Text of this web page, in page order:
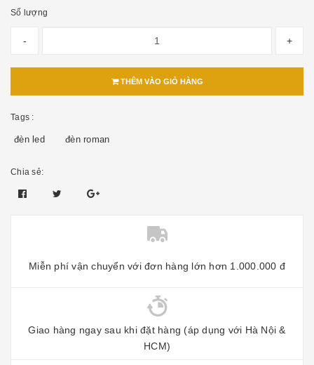
Số lượng
- +
THÊM VÀO GIỎ HÀNG
Tags :
đèn led đèn roman
Chia sẻ:
Miễn phí vận chuyển với đơn hàng lớn hơn 1.000.000 đ
Giao hàng ngay sau khi đặt hàng (áp dụng với Hà Nội &
HCM)